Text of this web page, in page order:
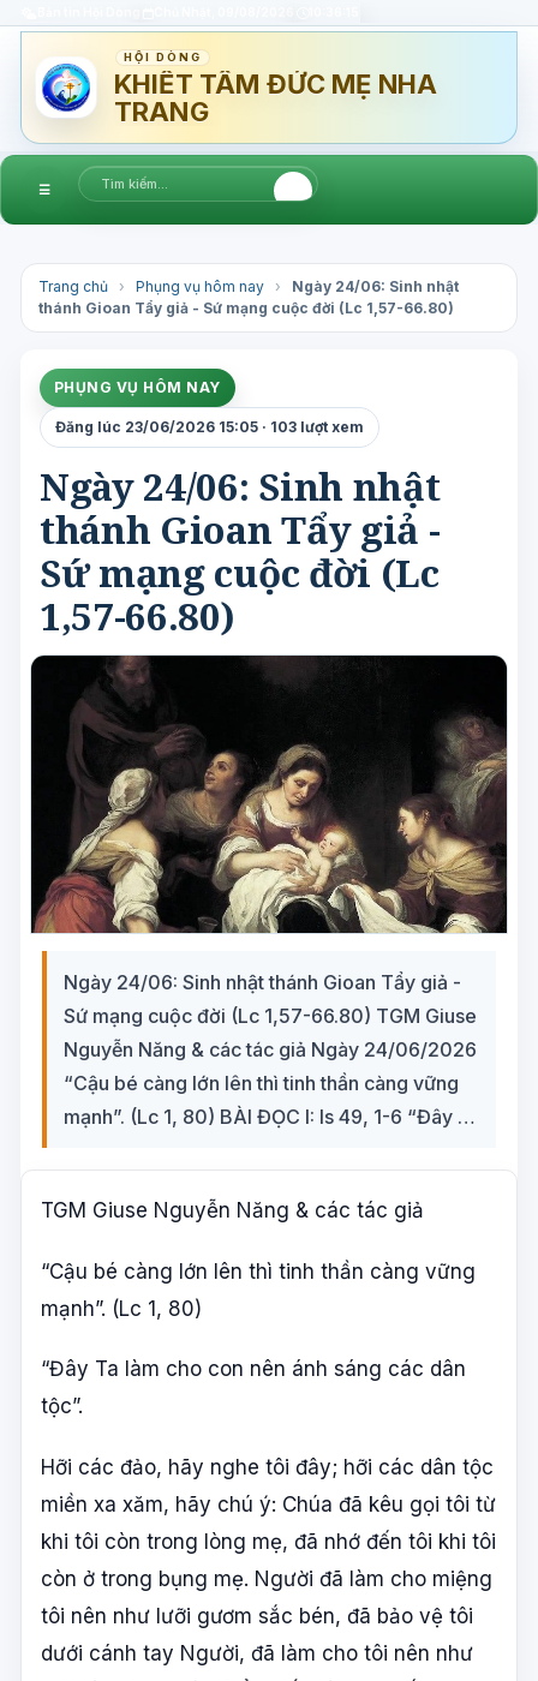
HỘI DÒNG
KHIẾT TÂM ĐỨC MẸ NHA
TRANG
☰
Trang chủ › Phụng vụ hôm nay ›
Ngày 24/06: Sinh nhật
thánh Gioan Tẩy giả - Sứ mạng cuộc đời (Lc 1,57-66.80)
PHỤNG VỤ HÔM NAY
Đăng lúc 23/06/2026 15:05 · 103 lượt xem
Ngày 24/06: Sinh nhật
thánh Gioan Tẩy giả -
Sứ mạng cuộc đời (Lc
1,57-66.80)
Ngày 24/06: Sinh nhật thánh Gioan Tẩy giả -
Sứ mạng cuộc đời (Lc 1,57-66.80) TGM Giuse
Nguyễn Năng & các tác giả Ngày 24/06/2026
“Cậu bé càng lớn lên thì tinh thần càng vững
mạnh”. (Lc 1, 80) BÀI ĐỌC I: Is 49, 1-6 “Đây …
TGM Giuse Nguyễn Năng & các tác giả
“Cậu bé càng lớn lên thì tinh thần càng vững
mạnh”. (Lc 1, 80)
“Đây Ta làm cho con nên ánh sáng các dân
tộc”.
Hỡi các đảo, hãy nghe tôi đây; hỡi các dân tộc
miền xa xăm, hãy chú ý: Chúa đã kêu gọi tôi từ
khi tôi còn trong lòng mẹ, đã nhớ đến tôi khi tôi
còn ở trong bụng mẹ. Người đã làm cho miệng
tôi nên như lưỡi gươm sắc bén, đã bảo vệ tôi
dưới cánh tay Người, đã làm cho tôi nên như